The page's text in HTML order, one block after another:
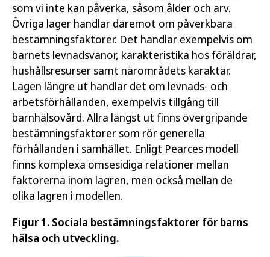
som vi inte kan påverka, såsom ålder och arv.
Övriga lager handlar däremot om påverkbara
bestämningsfaktorer. Det handlar exempelvis om
barnets levnadsvanor, karakteristika hos föräldrar,
hushållsresurser samt närområdets karaktär.
Lagen längre ut handlar det om levnads- och
arbetsförhållanden, exempelvis tillgång till
barnhälsovård. Allra längst ut finns övergripande
bestämningsfaktorer som rör generella
förhållanden i samhället. Enligt Pearces modell
finns komplexa ömsesidiga relationer mellan
faktorerna inom lagren, men också mellan de
olika lagren i modellen.
Figur 1. Sociala bestämningsfaktorer för barns
hälsa och utveckling.